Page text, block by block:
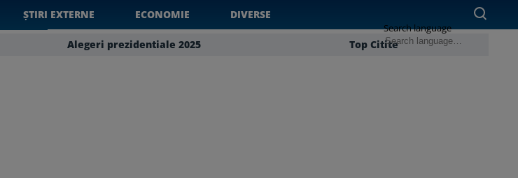
ȘTIRI EXTERNE ECONOMIE DIVERSE
Alegeri prezidentiale 2025 Top Citite
Search language